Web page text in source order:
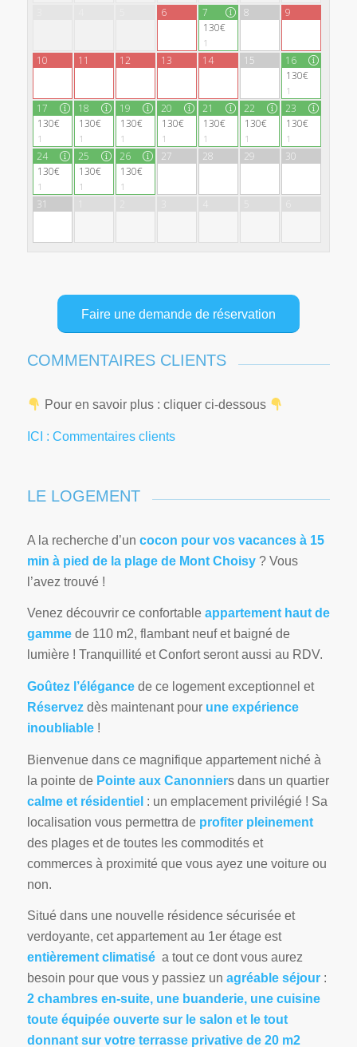
6
7
130€
1
8 9
10 11 12 13 14 15
16
130€
1
17
130€
1
18
130€
1
19
130€
1
20
130€
1
21
130€
1
22
130€
1
23
130€
1
24
130€
1
25
130€
1
26
130€
1
27 28 29 30
31
Faire une demande de réservation
COMMENTAIRES CLIENTS
Pour en savoir plus : cliquer ci-dessous
ICI : Commentaires clients
LE LOGEMENT
A la recherche d’un cocon pour vos vacances à 15
min à pied de la plage de Mont Choisy? Vous
l’avez trouvé !
Venez découvrir ce confortableappartement haut de
gammede 110 m2, flambant neuf et baigné de
lumière ! Tranquillité et Confort seront aussi au RDV.
Goûtez l’élégancede ce logement exceptionnel et
Réservezdès maintenant pour une expérience
inoubliable!
Bienvenue dans ce magnifique appartement niché à
la pointe dePointe aux Canonniers dans un quartier
calme et résidentiel : un emplacement privilégié ! Sa
localisation vous permettra de profiter pleinement
des plages et de toutes les commodités et
commerces à proximité que vous ayez une voiture ou
non.
Situé dans une nouvelle résidence sécurisée et
verdoyante, cet appartement au 1er étage est
entièrement climatiséa tout ce dont vous aurez
besoin pour que vous y passiez un agréable séjour:
2 chambres en-suite, une buanderie, une cuisine
toute équipée ouverte sur le salon et le tout
donnant sur votre terrasse privative de 20 m2